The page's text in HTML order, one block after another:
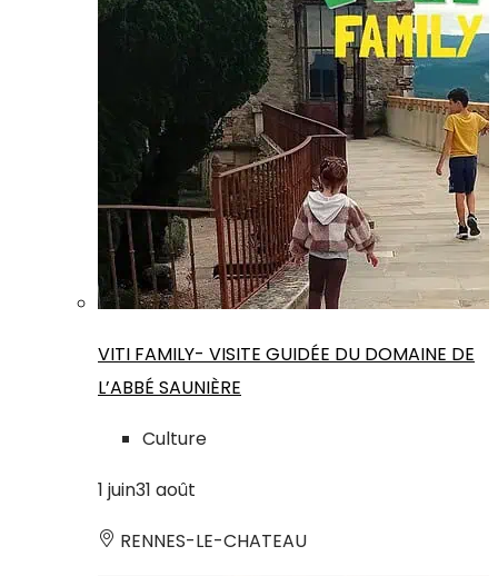
VITI FAMILY- VISITE GUIDÉE DU DOMAINE DE
L’ABBÉ SAUNIÈRE
Culture
1 juin31 août
RENNES-LE-CHATEAU